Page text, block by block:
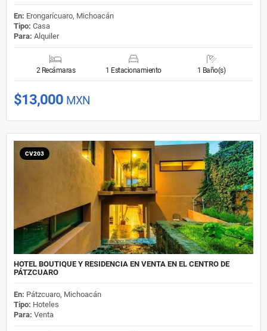
En: Erongarícuaro, Michoacán
Tipo: Casa
Para: Alquiler
2 Recámaras 1 Estacionamiento 1 Baño(s)
$13,000 MXN
CV203
HOTEL BOUTIQUE Y RESIDENCIA EN VENTA EN EL CENTRO DE
PÁTZCUARO
En: Pátzcuaro, Michoacán
Tipo: Hoteles
Para: Venta